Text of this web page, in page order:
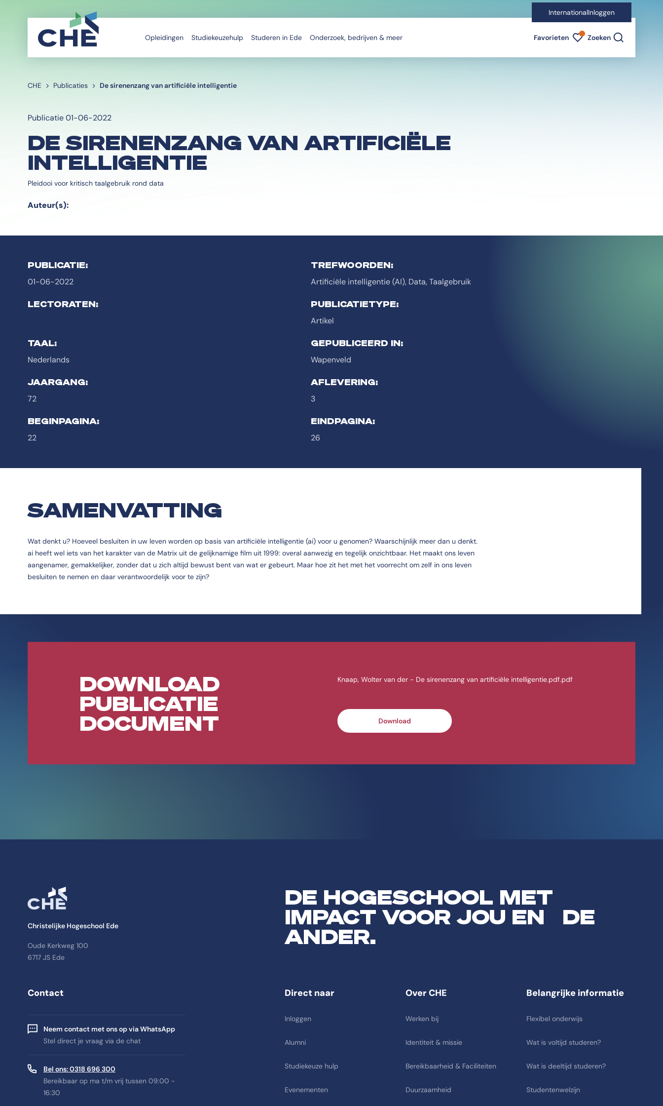
InternationalInloggen
Opleidingen Studiekeuzehulp Studeren in Ede Onderzoek, bedrijven & meer Favorieten Favorieten indicator
Zoeken
CHE Publicaties De sirenenzang van artificiële intelligentie
Publicatie 01-06-2022
DE SIRENENZANG VAN ARTIFICIËLE
INTELLIGENTIE
Pleidooi voor kritisch taalgebruik rond data
Auteur(s):
PUBLICATIE:
01-06-2022
TREFWOORDEN:
Artificiële intelligentie (AI), Data, Taalgebruik
LECTORATEN:
PUBLICATIETYPE:
Artikel
TAAL:
Nederlands
GEPUBLICEERD IN:
Wapenveld
JAARGANG:
72
AFLEVERING:
3
BEGINPAGINA:
22
EINDPAGINA:
26
SAMENVATTING
Wat denkt u? Hoeveel besluiten in uw leven worden op basis van artificiële intelligentie (ai) voor u genomen? Waarschijnlijk meer dan u denkt.
ai heeft wel iets van het karakter van de Matrix uit de gelijknamige film uit 1999: overal aanwezig en tegelijk onzichtbaar. Het maakt ons leven
aangenamer, gemakkelijker, zonder dat u zich altijd bewust bent van wat er gebeurt. Maar hoe zit het met het voorrecht om zelf in ons leven
besluiten te nemen en daar verantwoordelijk voor te zijn?
DOWNLOAD
PUBLICATIE
DOCUMENT
Knaap, Wolter van der - De sirenenzang van artificiële intelligentie.pdf.pdf
Download
Christelijke Hogeschool Ede
Oude Kerkweg 100
6717 JS Ede
DE HOGESCHOOL MET
IMPACT VOOR JOU EN DE
ANDER.
Contact
Neem contact met ons op via WhatsApp
Stel direct je vraag via de chat
Bel ons: 0318 696 300
Bereikbaar op ma t/m vrij tussen 09:00 -
16:30
Direct naar
Inloggen
Alumni
Studiekeuze hulp
Evenementen
Over CHE
Werken bij
Identiteit & missie
Bereikbaarheid & Faciliteiten
Duurzaamheid
Belangrijke informatie
Flexibel onderwijs
Wat is voltijd studeren?
Wat is deeltijd studeren?
Studentenwelzijn